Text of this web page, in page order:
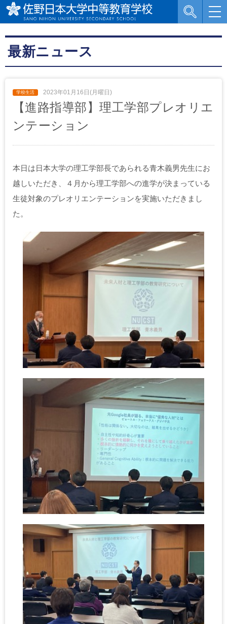
最新ニュース
2023年01月16日(月曜日)
【進路指導部】理工学部プレオリエ
ンテーション
本日は日本大学の理工学部長であられる青木義男先生にお
越しいただき、４月から理工学部への進学が決まっている
生徒対象のプレオリエンテーションを実施いただきまし
た。